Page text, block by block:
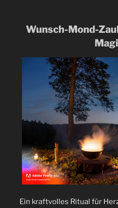
Wunsch-Mond-
Ein kraftvolles Ritual für